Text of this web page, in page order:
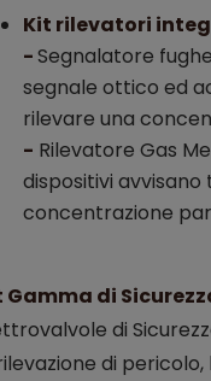
Kit rilevatori
-Segnalatore
segnale ottico ed
rilevare una
- Rilevatore Gas
dispositivi
concentrazione pari
Gamma di
di
di